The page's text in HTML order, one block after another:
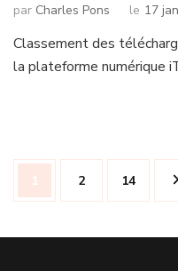
par Charles Pons le 17
Classement des
la plateforme numérique
Navigation
des
Page
1 Page
2 Page
14